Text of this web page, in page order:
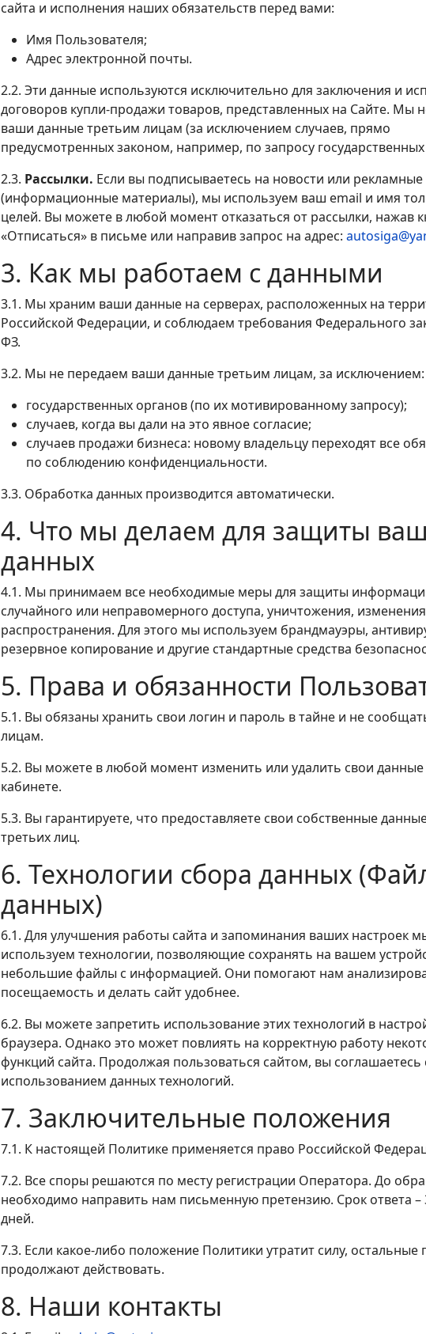
сайта и исполнения наших обязательств перед вами:
Имя Пользователя;
Адрес электронной почты.
2.2. Эти данные используются исключительно для заключения и
договоров купли-продажи товаров, представленных на Сайте. Мы
ваши данные третьим лицам (за исключением случаев, прямо
предусмотренных законом, например, по запросу
2.3. Рассылки. Если вы подписываетесь на новости или рекламные
(информационные материалы), мы используем ваш email и имя
целей. Вы можете в любой момент отказаться от рассылки, нажав
«Отписаться» в письме или направив запрос на адрес:
3. Как мы работаем с данными
3.1. Мы храним ваши данные на серверах, расположенных на
Российской Федерации, и соблюдаем требования Федерального
ФЗ.
3.2. Мы не передаем ваши данные третьим лицам, за исключением:
государственных органов (по их мотивированному запросу);
случаев, когда вы дали на это явное согласие;
случаев продажи бизнеса: новому владельцу переходят все
по соблюдению конфиденциальности.
3.3. Обработка данных производится автоматически.
4. Что мы делаем для защиты
данных
4.1. Мы принимаем все необходимые меры для защиты
случайного или неправомерного доступа, уничтожения,
распространения. Для этого мы используем брандмауэры,
резервное копирование и другие стандартные средства
5. Права и обязанности
5.1. Вы обязаны хранить свои логин и пароль в тайне и не
лицам.
5.2. Вы можете в любой момент изменить или удалить свои
кабинете.
5.3. Вы гарантируете, что предоставляете свои собственные
третьих лиц.
6. Технологии сбора данных
данных)
6.1. Для улучшения работы сайта и запоминания ваших настроек
используем технологии, позволяющие сохранять на вашем
небольшие файлы с информацией. Они помогают нам
посещаемость и делать сайт удобнее.
6.2. Вы можете запретить использование этих технологий в
браузера. Однако это может повлиять на корректную работу
функций сайта. Продолжая пользоваться сайтом, вы соглашаетесь
использованием данных технологий.
7. Заключительные положения
7.1. К настоящей Политике применяется право Российской
7.2. Все споры решаются по месту регистрации Оператора. До
необходимо направить нам письменную претензию. Срок ответа –
дней.
7.3. Если какое-либо положение Политики утратит силу, остальные
продолжают действовать.
8. Наши контакты